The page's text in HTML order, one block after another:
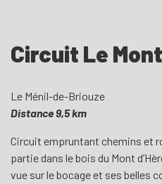
Circuit Le
Le Ménil-de-Briouze
Distance 9,5 km
Circuit empruntant chemins et
partie dans le bois du Mont
vue sur le bocage et ses belles